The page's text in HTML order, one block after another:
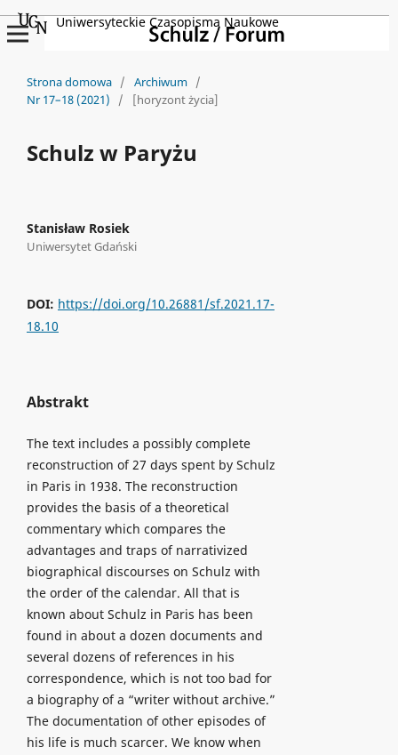
Uniwersyteckie Czasopisma Naukowe
Strona domowa / Archiwum /
Nr 17–18 (2021)
/ [horyzont życia]
Schulz w Paryżu
Stanisław Rosiek
Uniwersytet Gdański
DOI: https://doi.org/10.26881/sf.2021.17-
18.10
Abstrakt
The text includes a possibly complete
reconstruction of 27 days spent by Schulz
in Paris in 1938. The reconstruction
provides the basis of a theoretical
commentary which compares the
advantages and traps of narrativized
biographical discourses on Schulz with
the order of the calendar. All that is
known about Schulz in Paris has been
found in about a dozen documents and
several dozens of references in his
correspondence, which is not too bad for
a biography of a “writer without archive.”
The documentation of other episodes of
his life is much scarcer. We know when